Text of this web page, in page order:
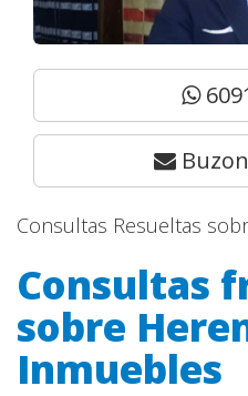
Consultas Resueltas
Consultas
sobre
Inmuebles